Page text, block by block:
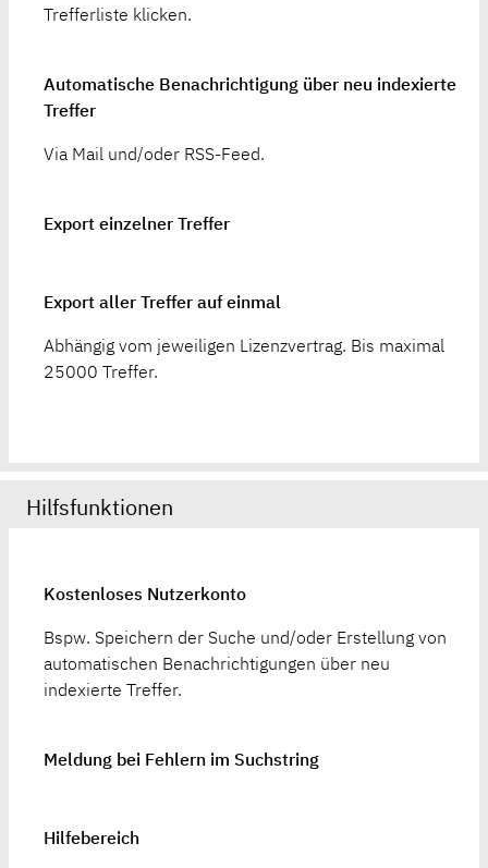
Trefferliste klicken.
Automatische Benachrichtigung über neu indexierte
Treffer
Via Mail und/oder RSS-Feed.
Export einzelner Treffer
Export aller Treffer auf einmal
Abhängig vom jeweiligen Lizenzvertrag. Bis maximal
25000 Treffer.
Hilfsfunktionen
Kostenloses Nutzerkonto
Bspw. Speichern der Suche und/oder Erstellung von
automatischen Benachrichtigungen über neu
indexierte Treffer.
Meldung bei Fehlern im Suchstring
Hilfebereich